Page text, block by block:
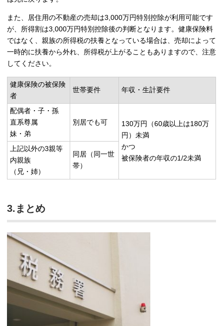
また、居住用の不動産の売却は3,000万円特別控除が利用可能です
が、所得割は3,000万円特別控除後の判断となります。健康保険料
ではなく、親族の所得税の扶養となっている場合は、売却によって
一時的に扶養から外れ、所得税が上がることもありますので、注意
してください。
健康保険の被保険
者
世帯要件 年収・生計要件
配偶者・子・孫
直系尊属
妹・弟
別居でも可
130万円（60歳以上は180万
円）未満
かつ
被保険者の年収の1/2未満
上記以外の3親等
内親族
（兄・姉）
同居（同一世
帯）
3.まとめ